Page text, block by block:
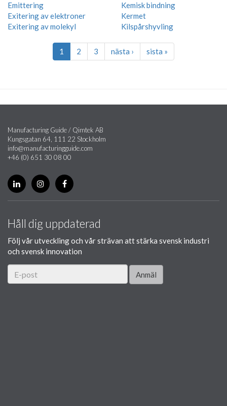
Emittering
Exitering av elektroner
Exitering av molekyl
Kemisk bindning
Kermet
Kilspårshyvling
1 2 3 nästa › sista »
Manufacturing Guide / Qimtek AB
Kungsgatan 64, 111 22 Stockholm
info@manufacturingguide.com
+46 (0) 651 30 08 00
Håll dig uppdaterad
Följ vår utveckling och vår strävan att stärka svensk industri
och svensk innovation
Anmäl